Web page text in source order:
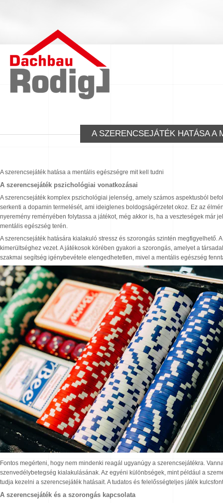
A SZERENCSEJÁTÉK HATÁSA A
A szerencsejáték hatása a mentális egészségre mit kell tudni
A szerencsejáték pszichológiai vonatkozásai
A szerencsejáték komplex pszichológiai jelenség, amely számos aspektusból
serkenti a dopamin termelését, ami ideiglenes boldogságérzetet okoz. Ez az
nyeremény reményében folytassa a játékot, még akkor is, ha a veszteségek már
mentális egészség terén.
A szerencsejáték hatására kialakuló stressz és szorongás szintén
kimerültséghez vezet. A játékosok körében gyakori a szorongás, amelyet a
szakmai segítség igénybevétele elengedhetetlen, mivel a mentális egészség
Fontos megérteni, hogy nem mindenki reagál ugyanúgy a szerencsejátékra.
szenvedélybetegség kialakulásának. Az egyéni különbségek, mint például a
tudja kezelni a szerencsejáték hatásait. A tudatos és felelősségteljes játék
A szerencsejáték és a szorongás kapcsolata